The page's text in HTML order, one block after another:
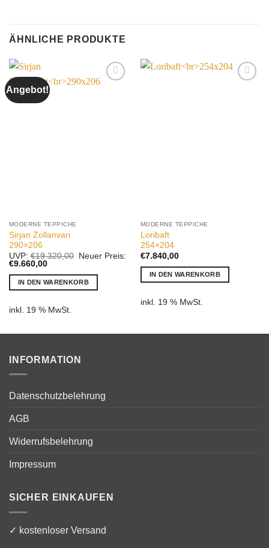
ÄHNLICHE PRODUKTE
Angebot!
MODERNE TEPPICHE
Sirjan Zollanvari
290×206
UVP: €19.320,00
Ursprünglicher
€19.320,00
Neuer Preis:
€9.660,00Aktueller
ist:
€9.660,00.
IN DEN WARENKORB
inkl. 19 % MwSt.
MODERNE TEPPICHE
Loribaft
254×204
€7.840,00
IN DEN WARENKORB
inkl. 19 % MwSt.
INFORMATION
Datenschutzbelehrung
AGB
Widerrufsbelehrung
Impressum
SICHER EINKAUFEN
✓ kostenloser Versand